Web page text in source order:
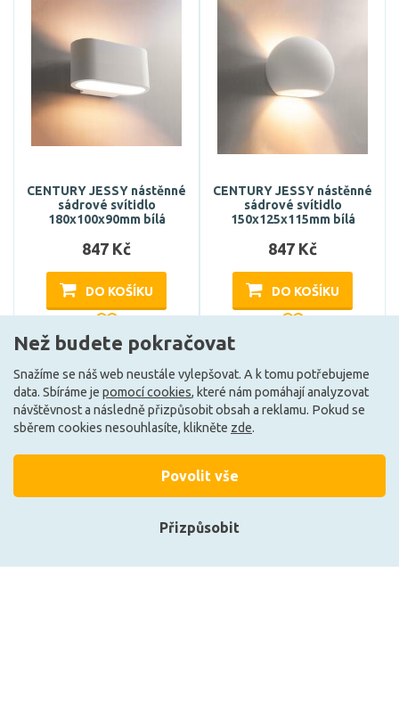
CENTURY JESSY nástěnné
sádrové svítidlo
180x100x90mm bílá
847 Kč
DO KOŠÍKU
CENTURY JESSY nástěnné
sádrové svítidlo
150x125x115mm bílá
847 Kč
DO KOŠÍKU
Načíst další
Ze stejné kolekce
Než budete pokračovat
Snažíme se náš web neustále vylepšovat. A k tomu potřebujeme
data. Sbíráme je pomocí cookies, které nám pomáhají analyzovat
návštěvnost a následně přizpůsobit obsah a reklamu. Pokud se
sběrem cookies nesouhlasíte, klikněte zde.
Přizpůsobit
Povolit vše